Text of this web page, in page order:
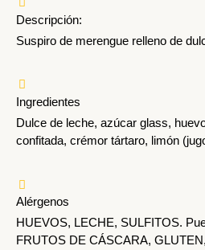
Descripción:
Suspiro de merengue relleno de
Ingredientes
Dulce de leche, azúcar glass,
confitada, crémor tártaro, limón
Alérgenos
HUEVOS, LECHE, SULFITOS.
FRUTOS DE CÁSCARA,